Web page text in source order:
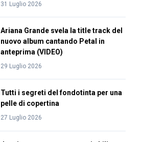
31 Luglio 2026
Ariana Grande svela la title track del
nuovo album cantando Petal in
anteprima (VIDEO)
29 Luglio 2026
Tutti i segreti del fondotinta per una
pelle di copertina
27 Luglio 2026